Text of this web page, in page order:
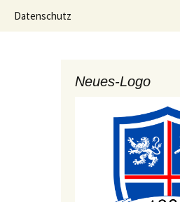
Datenschutz
Neues-Logo